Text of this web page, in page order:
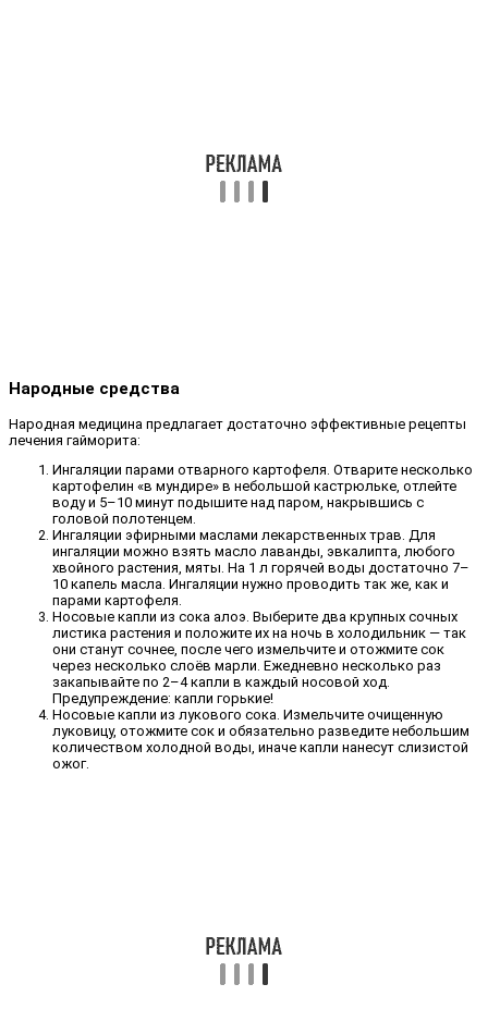
Народные средства
Народная медицина предлагает достаточно эффективные рецепты
лечения гайморита:
Ингаляции парами отварного картофеля. Отварите несколько
картофелин «в мундире» в небольшой кастрюльке, отлейте
воду и 5–10 минут подышите над паром, накрывшись с
головой полотенцем.
Ингаляции эфирными маслами лекарственных трав. Для
ингаляции можно взять масло лаванды, эвкалипта, любого
хвойного растения, мяты. На 1 л горячей воды достаточно 7–
10 капель масла. Ингаляции нужно проводить так же, как и
парами картофеля.
Носовые капли из сока алоэ. Выберите два крупных сочных
листика растения и положите их на ночь в холодильник — так
они станут сочнее, после чего измельчите и отожмите сок
через несколько слоёв марли. Ежедневно несколько раз
закапывайте по 2–4 капли в каждый носовой ход.
Предупреждение: капли горькие!
Носовые капли из лукового сока. Измельчите очищенную
луковицу, отожмите сок и обязательно разведите небольшим
количеством холодной воды, иначе капли нанесут слизистой
ожог.